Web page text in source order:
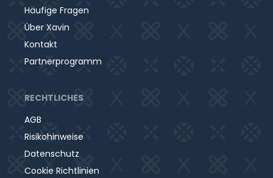
Häufige Fragen
Über Xavin
Kontakt
Partnerprogramm
RECHTLICHES
AGB
Risikohinweise
Datenschutz
Cookie Richtlinien